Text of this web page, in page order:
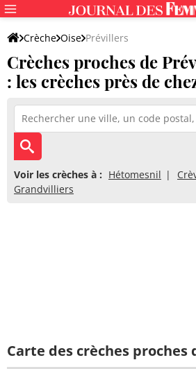
Crèche Oise Prévillers
Crèches proches de
: les crèches près de
Voir les crèches à : Hétomesnil
Grandvilliers
Carte des crèches proches